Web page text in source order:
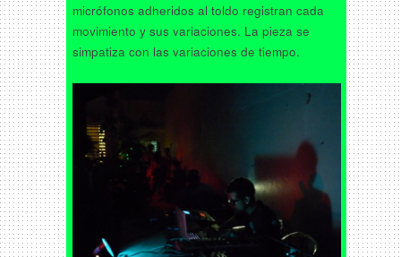
micrófonos adheridos al toldo registran cada
movimiento y sus variaciones. La pieza se
simpatiza con las variaciones de tiempo.